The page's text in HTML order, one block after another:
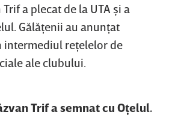
a plecat de la UTA şi a
Gălăţenii au anunţat
reţelelor de
ale clubului.
Trif a semnat cu Oţelul.